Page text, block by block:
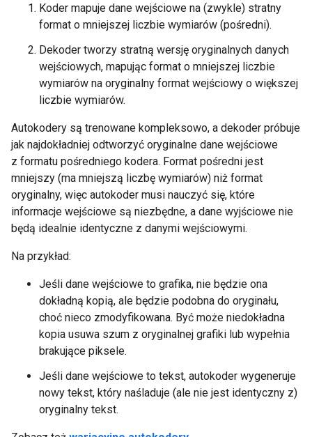
Koder mapuje dane wejściowe na (zwykle) stratny
format o mniejszej liczbie wymiarów (pośredni).
Dekoder tworzy stratną wersję oryginalnych danych
wejściowych, mapując format o mniejszej liczbie
wymiarów na oryginalny format wejściowy o większej
liczbie wymiarów.
Autokodery są trenowane kompleksowo, a dekoder próbuje
jak najdokładniej odtworzyć oryginalne dane wejściowe
z formatu pośredniego kodera. Format pośredni jest
mniejszy (ma mniejszą liczbę wymiarów) niż format
oryginalny, więc autokoder musi nauczyć się, które
informacje wejściowe są niezbędne, a dane wyjściowe nie
będą idealnie identyczne z danymi wejściowymi.
Na przykład:
Jeśli dane wejściowe to grafika, nie będzie ona
dokładną kopią, ale będzie podobna do oryginału,
choć nieco zmodyfikowana. Być może niedokładna
kopia usuwa szum z oryginalnej grafiki lub wypełnia
brakujące piksele.
Jeśli dane wejściowe to tekst, autokoder wygeneruje
nowy tekst, który naśladuje (ale nie jest identyczny z)
oryginalny tekst.